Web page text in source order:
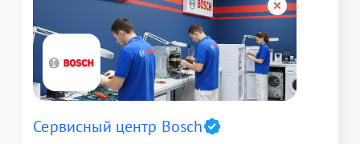
Сервисный центр Bosch